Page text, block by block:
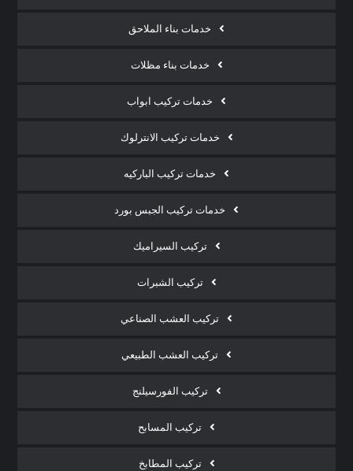
خدمات بناء الملاحق
خدمات بناء مظلات
خدمات تركيب ابواب
خدمات تركيب الانترلوك
خدمات تركيب الباركيه
خدمات تركيب الجبس بورد
تركيب السيراميك
تركيب الشبرات
تركيب العشب الصناعي
تركيب العشب الطبيعي
تركيب الفورسيلنج
تركيب المسابح
تركيب المطابخ